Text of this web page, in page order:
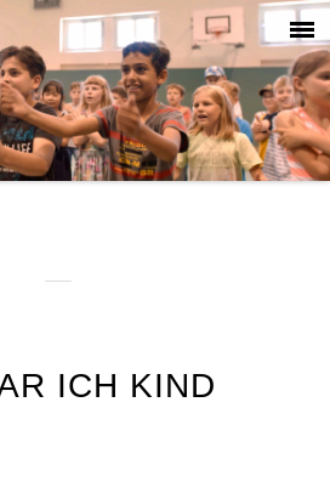
ICH KIND